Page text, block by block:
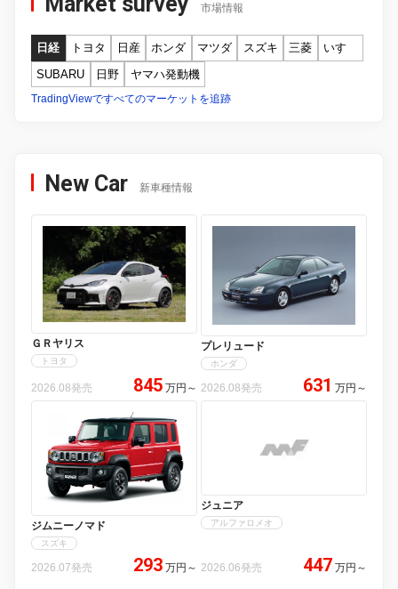
市場情報
日経 トヨタ 日産 ホンダ マツダ スズキ 三菱
いすゞ
SUBARU
日野 ヤマハ発動機
TradingViewですべてのマーケットを追跡
New Car 新車種情報
ＧＲヤリス
トヨタ
2026.08発売 845 万円 ～
プレリュード
ホンダ
2026.08発売 631 万円 ～
ジムニーノマド
スズキ
2026.07発売 293 万円 ～
ジュニア
アルファロメオ
2026.06発売 447 万円 ～